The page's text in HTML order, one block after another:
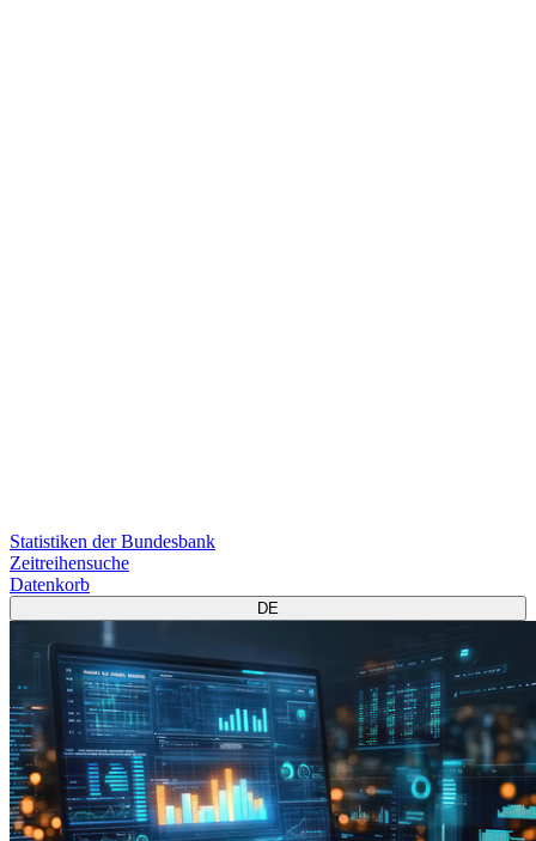
Statistiken der Bundesbank
Zeitreihensuche
Datenkorb
DE